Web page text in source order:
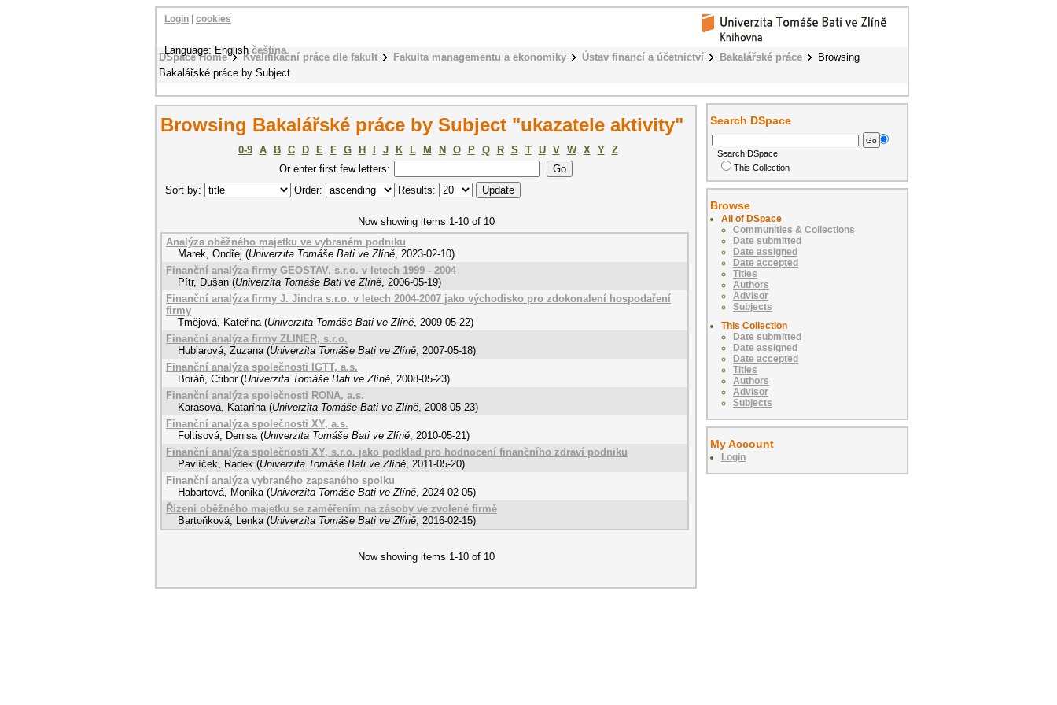
DSpace Home Kvalifikační práce dle fakult Fakulta managementu a ekonomiky Ústav financí a účetnictví Bakalářské práce
Browsing
Bakalářské práce by Subject
Login cookies
Language: Englishčeština
Browsing Bakalářské práce by Subject "ukazatele aktivity"
0-9 A B C D E F G H J K L M N O P Q R S T U V W X Y
Z
Or enter first few letters:
Sort by:
Order: Results:
Now showing items 1-10 of 10
Analýza oběžného majetku ve vybraném podniku
Marek, Ondřej (Univerzita Tomáše Bati ve Zlíně, 2023-02-10)
Finanční analýza firmy GEOSTAV, s.r.o. v letech 1999 - 2004
Pítr, Dušan (Univerzita Tomáše Bati ve Zlíně, 2006-05-19)
Finanční analýza firmy J. Jindra s.r.o. v letech 2004-2007 jako východisko pro zdokonalení hospodaření
firmy
Tmějová, Kateřina (Univerzita Tomáše Bati ve Zlíně, 2009-05-22)
Finanční analýza firmy ZLINER, s.r.o.
Hublarová, Zuzana (Univerzita Tomáše Bati ve Zlíně, 2007-05-18)
Finanční analýza společnosti IGTT, a.s.
Boráň, Ctibor (Univerzita Tomáše Bati ve Zlíně, 2008-05-23)
Finanční analýza společnosti RONA, a.s.
Karasová, Katarína (Univerzita Tomáše Bati ve Zlíně, 2008-05-23)
Finanční analýza společnosti XY, a.s.
Foltisová, Denisa (Univerzita Tomáše Bati ve Zlíně, 2010-05-21)
Finanční analýza společnosti XY, s.r.o. jako podklad pro hodnocení finančního zdraví podniku
Pavlíček, Radek (Univerzita Tomáše Bati ve Zlíně, 2011-05-20)
Finanční analýza vybraného zapsaného spolku
Habartová, Monika (Univerzita Tomáše Bati ve Zlíně, 2024-02-05)
Řízení oběžného majetku se zaměřením na zásoby ve zvolené firmě
Bartoňková, Lenka (Univerzita Tomáše Bati ve Zlíně, 2016-02-15)
Now showing items 1-10 of 10
Search DSpace
Search DSpace
This Collection
Browse
All of DSpace
Communities & Collections
Date submitted
Date assigned
Date accepted
Titles
Authors
Advisor
Subjects
This Collection
Date submitted
Date assigned
Date accepted
Titles
Authors
Advisor
Subjects
My Account
Login